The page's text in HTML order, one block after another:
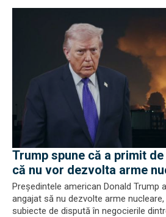
Trump spune că a primit
că nu vor dezvolta arme
Preşedintele american Donald Trump
angajat să nu dezvolte arme
subiecte de dispută în negocierile